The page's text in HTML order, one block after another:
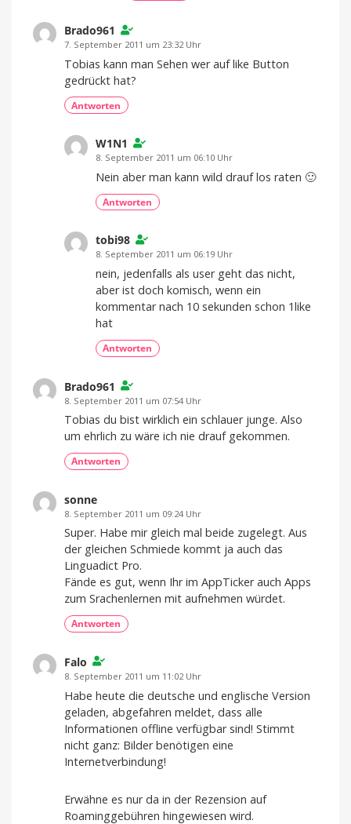
Brado961
7. September 2011 um 23:32 Uhr
Tobias kann man Sehen wer auf like Button
gedrückt hat?
Antworten
W1N1
8. September 2011 um 06:10 Uhr
Nein aber man kann wild drauf los raten 🙂
Antworten
tobi98
8. September 2011 um 06:19 Uhr
nein, jedenfalls als user geht das nicht,
aber ist doch komisch, wenn ein
kommentar nach 10 sekunden schon 1like
hat
Antworten
Brado961
8. September 2011 um 07:54 Uhr
Tobias du bist wirklich ein schlauer junge. Also
um ehrlich zu wäre ich nie drauf gekommen.
Antworten
sonne
8. September 2011 um 09:24 Uhr
Super. Habe mir gleich mal beide zugelegt. Aus
der gleichen Schmiede kommt ja auch das
Linguadict Pro.
Fände es gut, wenn Ihr im AppTicker auch Apps
zum Srachenlernen mit aufnehmen würdet.
Antworten
Falo
8. September 2011 um 11:02 Uhr
Habe heute die deutsche und englische Version
geladen, abgefahren meldet, dass alle
Informationen offline verfügbar sind! Stimmt
nicht ganz: Bilder benötigen eine
Internetverbindung!
Erwähne es nur da in der Rezension auf
Roaminggebühren hingewiesen wird.